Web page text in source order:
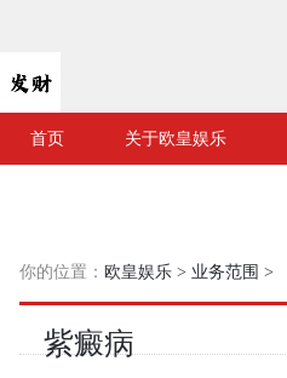
首页 关于欧皇娱乐
你的位置： 欧皇娱乐 > 业务范围 >
紫癜病